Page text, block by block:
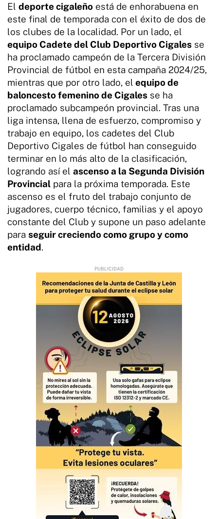
El deporte cigaleño está de enhorabuena en
este final de temporada con el éxito de dos de
los clubes de la localidad. Por un lado, el
equipo Cadete del Club Deportivo Cigales se
ha proclamado campeón de la Tercera División
Provincial de fútbol en esta campaña 2024/25,
mientras que por otro lado, el equipo de
baloncesto femenino de Cigales se ha
proclamado subcampeón provincial. Tras una
liga intensa, llena de esfuerzo, compromiso y
trabajo en equipo, los cadetes del Club
Deportivo Cigales de fútbol han conseguido
terminar en lo más alto de la clasificación,
logrando así el ascenso a la Segunda División
Provincial para la próxima temporada. Este
ascenso es el fruto del trabajo conjunto de
jugadores, cuerpo técnico, familias y el apoyo
constante del Club y supone un paso adelante
para seguir creciendo como grupo y como
entidad.